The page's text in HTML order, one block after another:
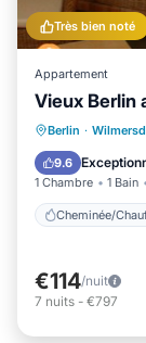
Très bien noté
Appartement
Vieux Berlin
Berlin ·
9.6
1 Chambre 1 Bain
Cheminée/
€114/nuit
7 nuits - €797